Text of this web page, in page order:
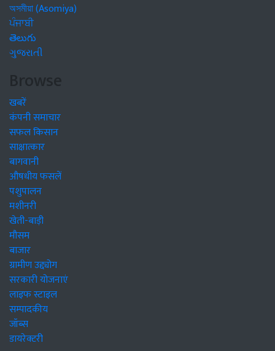
অসমীয়া (Asomiya)
ਪੰਜਾਬੀ
తెలుగు
ગુજરાતી
Browse
खबरें
कंपनी समाचार
सफल किसान
साक्षात्कार
बागवानी
औषधीय फसलें
पशुपालन
मशीनरी
खेती-बाड़ी
मौसम
बाजार
ग्रामीण उद्द्योग
सरकारी योजनाएं
लाइफ स्टाइल
सम्पादकीय
जॉब्स
डायरेक्टरी